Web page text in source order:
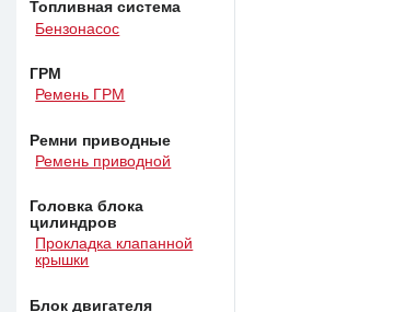
Топливная система
Бензонасос
ГРМ
Ремень ГРМ
Ремни приводные
Ремень приводной
Головка блока
цилиндров
Прокладка клапанной
крышки
Блок двигателя